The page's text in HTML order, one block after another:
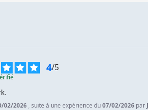
4/5
02/2026 , suite à une expérience du07/02/2026 par